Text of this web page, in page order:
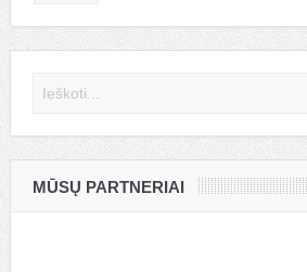
MŪSŲ PARTNERIAI